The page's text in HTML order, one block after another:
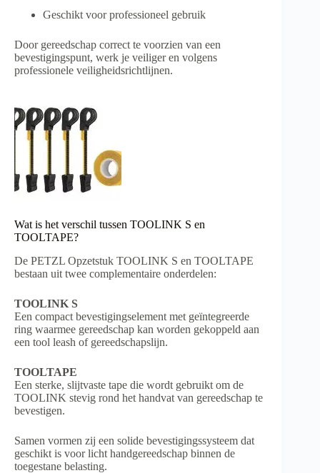
Geschikt voor professioneel gebruik
Door gereedschap correct te voorzien van een
bevestigingspunt, werk je veiliger en volgens
professionele veiligheidsrichtlijnen.
Wat is het verschil tussen TOOLINK S en
TOOLTAPE?
De PETZL Opzetstuk TOOLINK S en TOOLTAPE
bestaan uit twee complementaire onderdelen:
TOOLINK S
Een compact bevestigingselement met geïntegreerde
ring waarmee gereedschap kan worden gekoppeld aan
een tool leash of gereedschapslijn.
TOOLTAPE
Een sterke, slijtvaste tape die wordt gebruikt om de
TOOLINK stevig rond het handvat van gereedschap te
bevestigen.
Samen vormen zij een solide bevestigingssysteem dat
geschikt is voor licht handgereedschap binnen de
toegestane belasting.